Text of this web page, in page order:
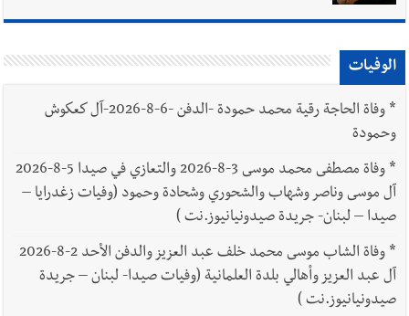
أخبار لبنان مواجهة مؤجّلة لنزاع طويل
العالم العربي
رجل الاعمال الاماراتي خلف الحبتور : 112 شهيداً
شُيّعوا في ‫غزة‬ بعد أن بقوا تحت الأنقاض منذ عام 2023: أيُعقل أن
يبقى الشعب الفلسطيني يعيش كل هذا الألم؟ وإلى متى تستمر هذه
المعاناة التي تمزق القلوب والضمائر؟
الوفيات
*
وفاة الحاجة رقية محمد حمودة -الدفن -6-8-2026-آل كعكوش
وحمودة
*
وفاة مصطفى محمد موسى 3-8-2026 والتعازي في صيدا 5-8-2026
آل موسى وناصر وشهاب والشحوري وشحادة وحمود (وفيات زغدرايا –
صيدا – لبنان- جريدة صيدونيانيوز.نت )
*
وفاة الشاب موسى محمد خلف عبد العزيز والدفن الأحد 2-8-2026
آل عبد العزيز وأهالي بلدة العلمانية (وفيات صيدا- لبنان – جريدة
صيدونيانيوز.نت )